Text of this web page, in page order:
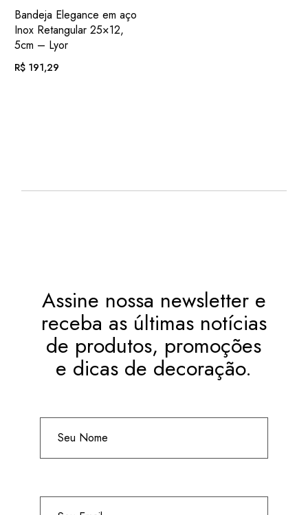
ADIC.
FAVORITOS
VER
Bandeja Elegance em aço
Inox Retangular 25×12,
5cm – Lyor
R$ 191,29
Assine nossa newsletter e
receba as últimas notícias
de produtos, promoções
e dicas de decoração.